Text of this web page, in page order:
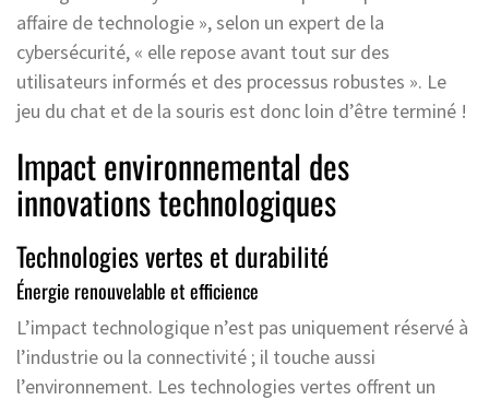
affaire de technologie », selon un expert de la
cybersécurité, « elle repose avant tout sur des
utilisateurs informés et des processus robustes ». Le
jeu du chat et de la souris est donc loin d’être terminé !
Impact environnemental des
innovations technologiques
Technologies vertes et durabilité
Énergie renouvelable et efficience
L’impact technologique n’est pas uniquement réservé à
l’industrie ou la connectivité ; il touche aussi
l’environnement. Les technologies vertes offrent un